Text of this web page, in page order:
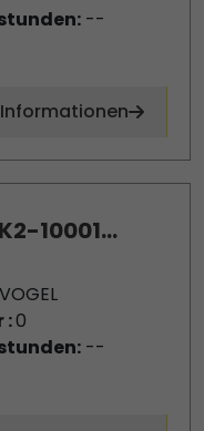
--
10001...
VOGEL
:0
--